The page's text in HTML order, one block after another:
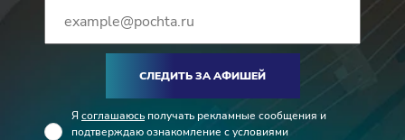
СЛЕДИТЬ ЗА АФИШЕЙ
Я соглашаюсь получать рекламные сообщения и
подтверждаю ознакомление с условиями